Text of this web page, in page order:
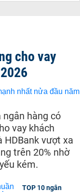
cho vay
ngân hàng có
vay khách
HDBank vượt xa
trên 20% nhờ
kém.
TOP 10 ngân